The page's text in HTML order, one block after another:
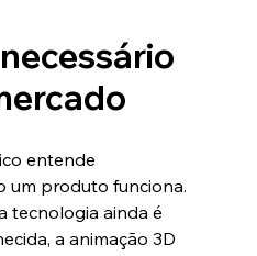
entende
um produto funciona.
tecnologia ainda é
a animação 3D